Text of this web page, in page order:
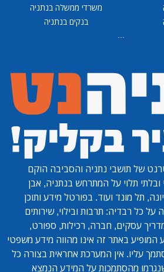
משרדי ממשלה בנתניה
בנקים בנתניה
...
של תושבי נתניה והסביבה הוקם
תלוי על המתרחש בנתניה, אבן
תל מונד ועוד. בפורטל מידע ותוכן
כל רבדיה: תרבות ובילוי, שירותים
עסקים, חברה, רכילות, ספורט,
המופיע באתר זה אינו מהווה מידע משפטי
עליו. אין המערכת אחראית בצורה כל
מהסתמכות על המידע הנמצא